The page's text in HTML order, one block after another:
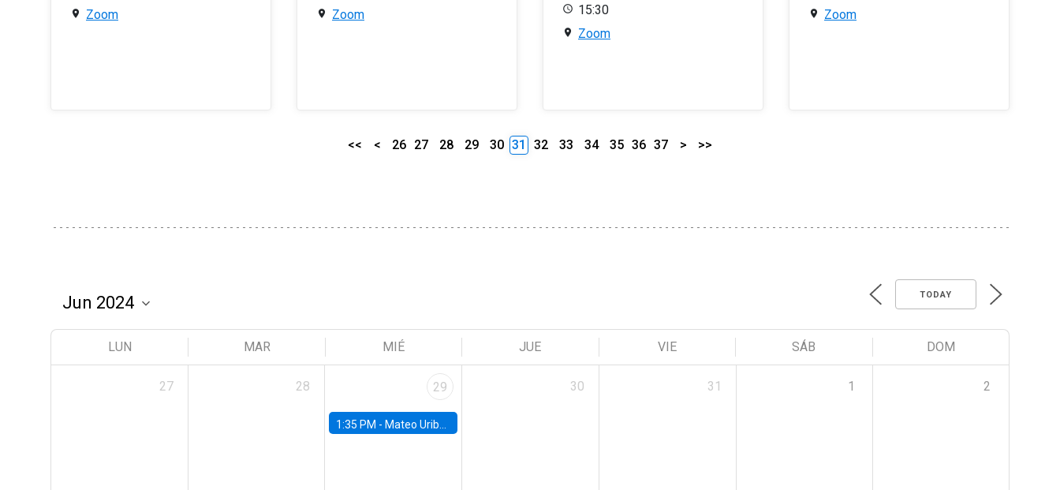
Zoom
Zoom
15:30
Zoom
Zoom
<< < 26 27 28 29 30 31 32 33 34 35 36 37 > >>
TODAY
LUN MAR MIÉ JUE VIE SÁB DOM
27 28 29
1:35 PM - Mateo Uribe-Castro, Universidad de los Andes (Colombia)
30 31 1 2